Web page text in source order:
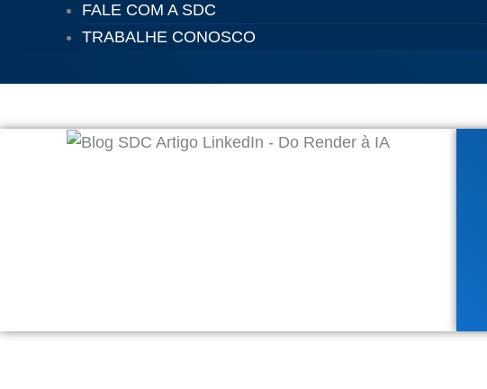
FALE COM A SDC
TRABALHE CONOSCO